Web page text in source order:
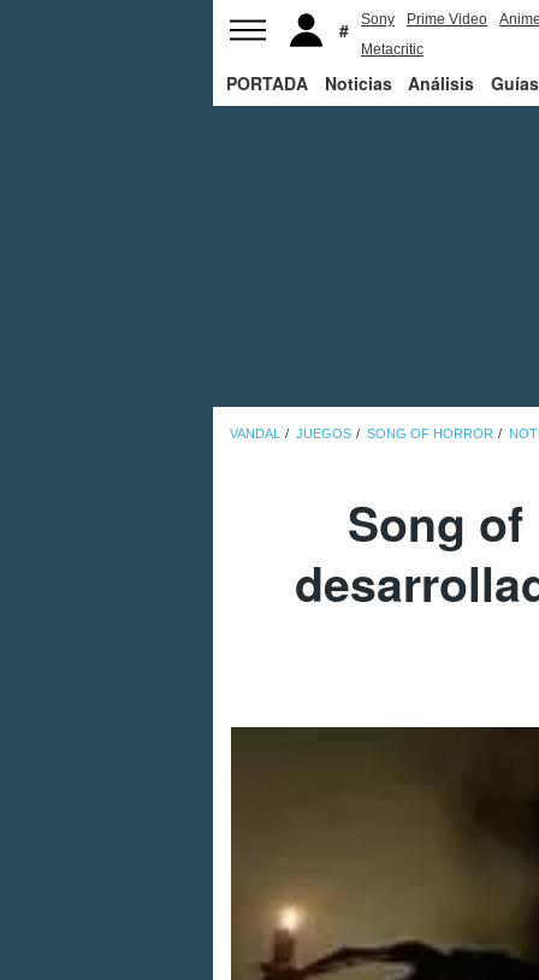
Sony Prime Video
Anime
Metacritic
PORTADA Noticias Análisis Guías
VANDAL JUEGOS SONG OF HORROR
Song